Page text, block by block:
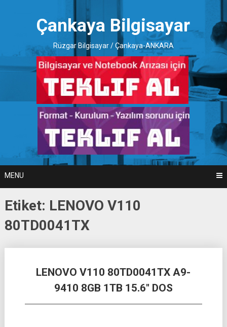
Çankaya Bilgisayar
Rüzgar Bilgisayar / Çankaya-ANKARA
MENU
Etiket: LENOVO V110
80TD0041TX
LENOVO V110 80TD0041TX A9-
9410 8GB 1TB 15.6″ DOS
navigation